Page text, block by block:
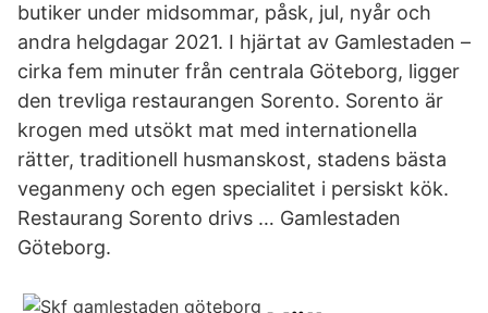
butiker under midsommar, påsk, jul, nyår och
andra helgdagar 2021. I hjärtat av Gamlestaden –
cirka fem minuter från centrala Göteborg, ligger
den trevliga restaurangen Sorento. Sorento är
krogen med utsökt mat med internationella
rätter, traditionell husmanskost, stadens bästa
veganmeny och egen specialitet i persiskt kök.
Restaurang Sorento drivs … Gamlestaden
Göteborg.